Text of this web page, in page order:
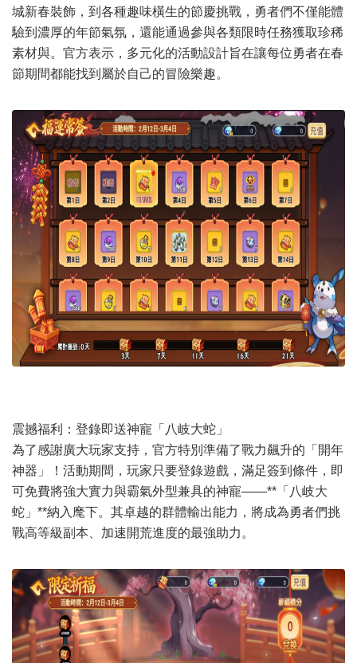
城新春裝飾，到各種趣味橫生的節慶挑戰，勇者們不僅能體
驗到濃厚的年節氣氛，還能通過參與各類限時任務獲取珍稀
素材與。官方表示，多元化的活動設計旨在讓每位勇者在春
節期間都能找到屬於自己的冒險樂趣。
震撼福利：登錄即送神寵「八岐大蛇」
為了感謝廣大玩家支持，官方特別準備了戰力飆升的「開年
神器」！活動期間，玩家只要登錄遊戲，滿足簽到條件，即
可免費將強大實力與霸氣外型兼具的神寵——**「八岐大
蛇」**納入麾下。其卓越的群體輸出能力，將成為勇者們挑
戰高等級副本、加速開荒進度的最強助力。